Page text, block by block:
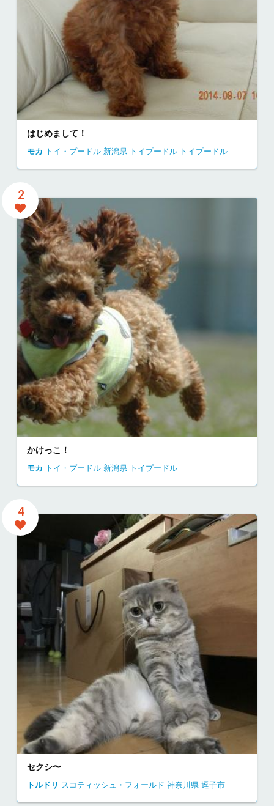
はじめまして！
モカ トイ・プードル 新潟県 トイプードル トイプードル
2
かけっこ！
モカ トイ・プードル 新潟県 トイプードル
4
セクシ〜
トルドリ スコティッシュ・フォールド 神奈川県 逗子市